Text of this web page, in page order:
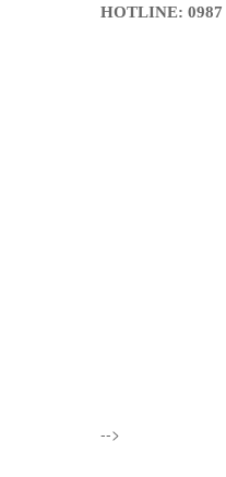
HOTLINE: 0987
-->